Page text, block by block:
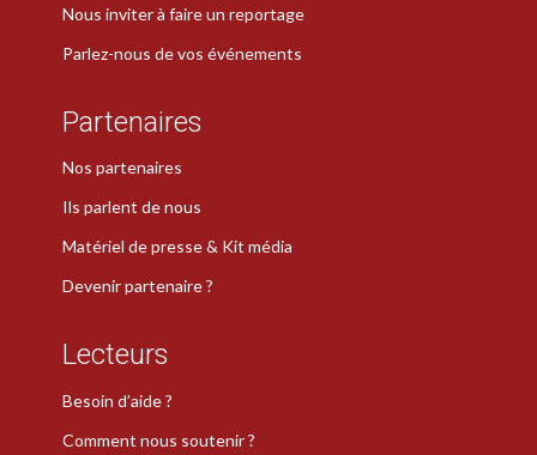
Nous inviter à faire un reportage
Parlez-nous de vos événements
Partenaires
Nos partenaires
Ils parlent de nous
Matériel de presse & Kit média
Devenir partenaire ?
Lecteurs
Besoin d’aide ?
Comment nous soutenir ?